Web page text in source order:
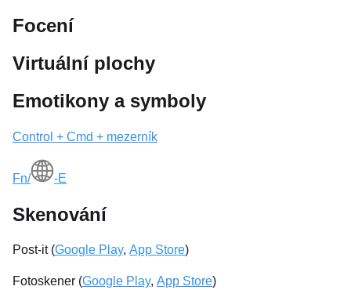
Focení
Virtuální plochy
Emotikony a symboly
Control + Cmd + mezerník
Fn/ -E
Skenování
Post-it (Google Play, App Store)
Fotoskener (Google Play, App Store)